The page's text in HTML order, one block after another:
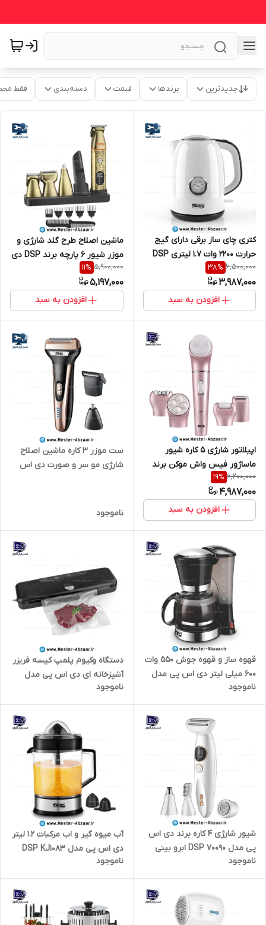
جدیدترین برندها قیمت دسته‌بندی فقط
کتری چای ساز برقی دارای گیج
حرارت 2200 وات 1.7 لیتری DSP
بدنه جدید مدل KK1144 دماسنج
6,500,000
38%
3,987,000
افزودن به سبد
ماشین اصلاح طرح گلد شارژی و
موزر شیور 6 پارچه برند DSP دی
طلایی
5,900,000
11%
5,197,000
افزودن به سبد
اپیلاتور شارژی 5 کاره شیور
ماساژور فیس واش موکن برند
سنگ پا
6,200,000
19%
4,987,000
افزودن به سبد
ست موزر 3 کاره ماشین اصلاح
شارژی مو سر و صورت دی اس
ناموجود
قهوه ساز و قهوه جوش 550 وات
600 میلی لیتر دی اس پی مدل
DSP KA3082
ناموجود
دستگاه وکیوم پلمپ کیسه فریزر
آشپزخانه ای دی اس پی مدل
DSP KD2033
ناموجود
شیور شارژی 4 کاره برند دی اس
پی مدل DSP 70090 ابرو بینی
گوش موبر فیس موکن بدن
ناموجود
آب میوه گیر و اب مرکبات 1.2 لیتر
دی اس پی مدل DSP KJ1083
پرتقال لیمو و...
ناموجود